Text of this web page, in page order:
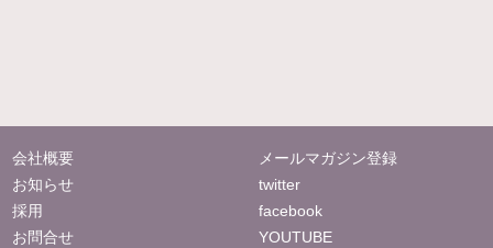
会社概要
お知らせ
採用
お問合せ
メールマガジン登録
twitter
facebook
YOUTUBE